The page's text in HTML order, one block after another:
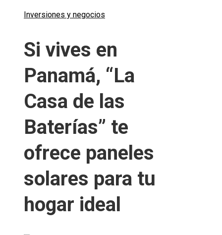
Inversiones y negocios
Si vives en
Panamá, “La
Casa de las
Baterías” te
ofrece paneles
solares para tu
hogar ideal